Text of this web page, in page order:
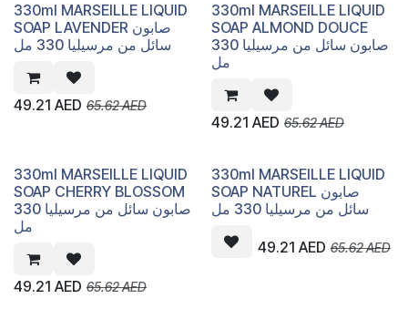
330ml MARSEILLE LIQUID
SOAP LAVENDER صابون
سائل من مرسيليا 330 مل
49.21 AED 65.62AED
330ml MARSEILLE LIQUID
SOAP ALMOND DOUCE
صابون سائل من مرسيليا 330
مل
49.21 AED 65.62AED
330ml MARSEILLE LIQUID
SOAP CHERRY BLOSSOM
صابون سائل من مرسيليا 330
مل
49.21 AED 65.62AED
330ml MARSEILLE LIQUID
SOAP NATUREL صابون
سائل من مرسيليا 330 مل
49.21 AED 65.62AED